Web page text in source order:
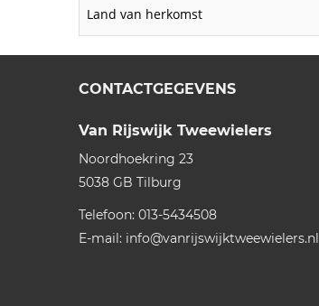
Land van herkomst
CONTACTGEGEVENS
Van Rijswijk Tweewielers
Noordhoekring 23
5038 GB Tilburg
Telefoon: 013-5434508
E-mail: info@vanrijswijktweewielers.nl